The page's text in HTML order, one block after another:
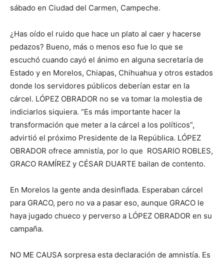
sábado en Ciudad del Carmen, Campeche.
¿Has oído el ruido que hace un plato al caer y hacerse
pedazos? Bueno, más o menos eso fue lo que se
escuchó cuando cayó el ánimo en alguna secretaría de
Estado y en Morelos, Chiapas, Chihuahua y otros estados
donde los servidores públicos deberían estar en la
cárcel. LÓPEZ OBRADOR no se va tomar la molestia de
indiciarlos siquiera. “Es más importante hacer la
transformación que meter a la cárcel a los políticos”,
advirtió el próximo Presidente de la República. LÓPEZ
OBRADOR ofrece amnistía, por lo que ROSARIO ROBLES,
GRACO RAMÍREZ y CÉSAR DUARTE bailan de contento.
En Morelos la gente anda desinflada. Esperaban cárcel
para GRACO, pero no va a pasar eso, aunque GRACO le
haya jugado chueco y perverso a LÓPEZ OBRADOR en su
campaña.
NO ME CAUSA sorpresa esta declaración de amnistía. Es